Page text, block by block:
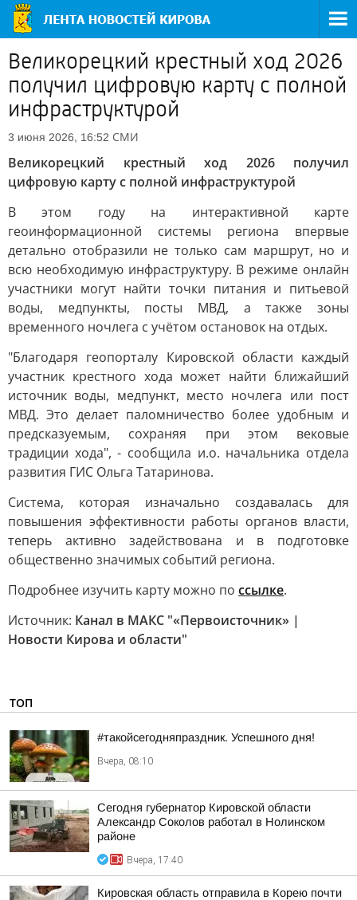
Великорецкий крестный ход 2026
получил цифровую карту с полной
инфраструктурой
3 июня 2026, 16:52 СМИ
Великорецкий крестный ход 2026 получил
цифровую карту с полной инфраструктурой
В этом году на интерактивной карте
геоинформационной системы региона впервые
детально отобразили не только сам маршрут, но и
всю необходимую инфраструктуру. В режиме онлайн
участники могут найти точки питания и питьевой
воды, медпункты, посты МВД, а также зоны
временного ночлега с учётом остановок на отдых.
"Благодаря геопорталу Кировской области каждый
участник крестного хода может найти ближайший
источник воды, медпункт, место ночлега или пост
МВД. Это делает паломничество более удобным и
предсказуемым, сохраняя при этом вековые
традиции хода", - сообщила и.о. начальника отдела
развития ГИС Ольга Татаринова.
Система, которая изначально создавалась для
повышения эффективности работы органов власти,
теперь активно задействована и в подготовке
общественно значимых событий региона.
Подробнее изучить карту можно по ссылке.
Источник: Канал в МАКС "«Первоисточник» |
Новости Кирова и области"
ТОП
#такойсегодняпраздник. Успешного дня!
Вчера, 08:10
Сегодня губернатор Кировской области
Александр Соколов работал в Нолинском
районе
Вчера, 17:40
Кировская область отправила в Корею почти